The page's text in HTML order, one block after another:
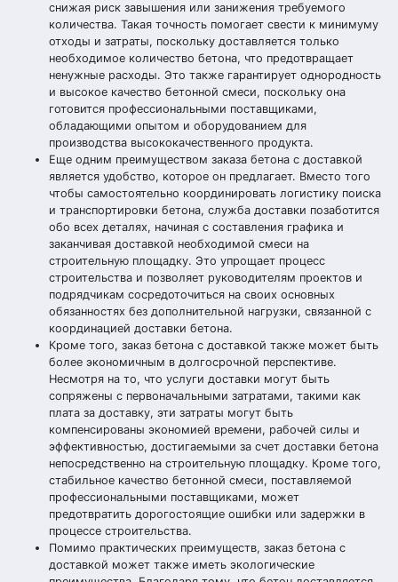
снижая риск завышения или занижения требуемого
количества. Такая точность помогает свести к минимуму
отходы и затраты, поскольку доставляется только
необходимое количество бетона, что предотвращает
ненужные расходы. Это также гарантирует однородность
и высокое качество бетонной смеси, поскольку она
готовится профессиональными поставщиками,
обладающими опытом и оборудованием для
производства высококачественного продукта.
Еще одним преимуществом заказа бетона с доставкой
является удобство, которое он предлагает. Вместо того
чтобы самостоятельно координировать логистику поиска
и транспортировки бетона, служба доставки позаботится
обо всех деталях, начиная с составления графика и
заканчивая доставкой необходимой смеси на
строительную площадку. Это упрощает процесс
строительства и позволяет руководителям проектов и
подрядчикам сосредоточиться на своих основных
обязанностях без дополнительной нагрузки, связанной с
координацией доставки бетона.
Кроме того, заказ бетона с доставкой также может быть
более экономичным в долгосрочной перспективе.
Несмотря на то, что услуги доставки могут быть
сопряжены с первоначальными затратами, такими как
плата за доставку, эти затраты могут быть
компенсированы экономией времени, рабочей силы и
эффективностью, достигаемыми за счет доставки бетона
непосредственно на строительную площадку. Кроме того,
стабильное качество бетонной смеси, поставляемой
профессиональными поставщиками, может
предотвратить дорогостоящие ошибки или задержки в
процессе строительства.
Помимо практических преимуществ, заказ бетона с
доставкой может также иметь экологические